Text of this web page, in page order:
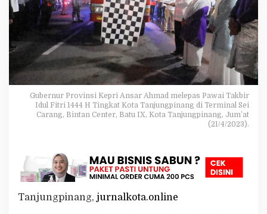
s
e
r
t
a
P
a
a
i
T
i
r
I
u
Gubernur Provinsi Kepri Ansar Ahmad melepas Pawai Takbir
Idul Fitri 1444 H Tingkat Kota Tanjungpinang di Terminal Sei
Carang, Bintan Center, Batu IX, Kota Tanjungpinang, Jum’at
(21/4/2023).
Tanjungpinang, jurnalkota.online